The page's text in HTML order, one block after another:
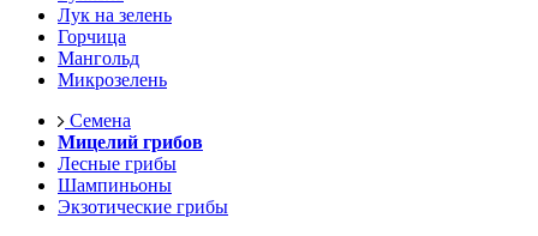
Лук на зелень
Горчица
Мангольд
Микрозелень
Семена
Мицелий грибов
Лесные грибы
Шампиньоны
Экзотические грибы